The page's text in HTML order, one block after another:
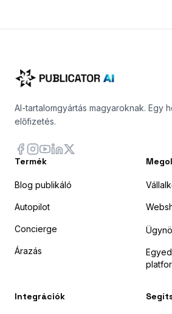
AI-tartalomgyártás magyaroknak. Egy
előfizetés.
Termék
Blog publikáló
Autopilot
Concierge
Árazás
Integrációk